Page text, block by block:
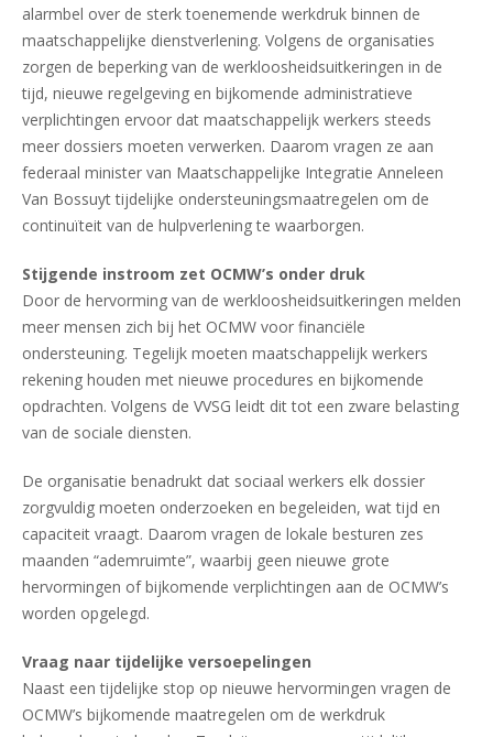
alarmbel over de sterk toenemende werkdruk binnen de
maatschappelijke dienstverlening. Volgens de organisaties
zorgen de beperking van de werkloosheidsuitkeringen in de
tijd, nieuwe regelgeving en bijkomende administratieve
verplichtingen ervoor dat maatschappelijk werkers steeds
meer dossiers moeten verwerken. Daarom vragen ze aan
federaal minister van Maatschappelijke Integratie Anneleen
Van Bossuyt tijdelijke ondersteuningsmaatregelen om de
continuïteit van de hulpverlening te waarborgen.
Stijgende instroom zet OCMW’s onder druk
Door de hervorming van de werkloosheidsuitkeringen melden
meer mensen zich bij het OCMW voor financiële
ondersteuning. Tegelijk moeten maatschappelijk werkers
rekening houden met nieuwe procedures en bijkomende
opdrachten. Volgens de VVSG leidt dit tot een zware belasting
van de sociale diensten.
De organisatie benadrukt dat sociaal werkers elk dossier
zorgvuldig moeten onderzoeken en begeleiden, wat tijd en
capaciteit vraagt. Daarom vragen de lokale besturen zes
maanden “ademruimte”, waarbij geen nieuwe grote
hervormingen of bijkomende verplichtingen aan de OCMW’s
worden opgelegd.
Vraag naar tijdelijke versoepelingen
Naast een tijdelijke stop op nieuwe hervormingen vragen de
OCMW’s bijkomende maatregelen om de werkdruk